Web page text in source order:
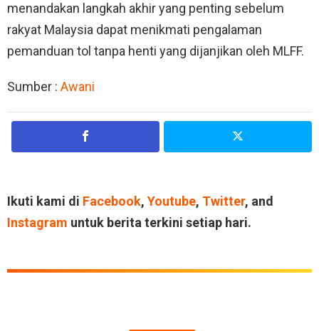
menandakan langkah akhir yang penting sebelum
rakyat Malaysia dapat menikmati pengalaman
pemanduan tol tanpa henti yang dijanjikan oleh MLFF.
Sumber : Awani
Ikuti kami di Facebook, Youtube, Twitter, and
Instagram untuk berita terkini setiap hari.